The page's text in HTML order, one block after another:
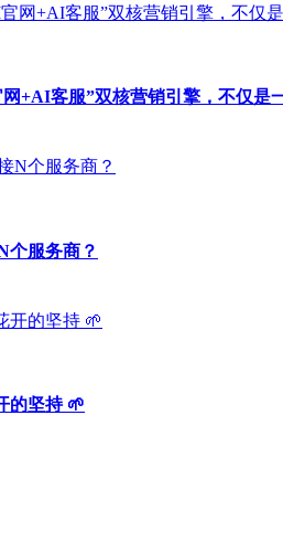
+AI客服”双核营销引擎，不仅是
个服务商？
的坚持 🌱